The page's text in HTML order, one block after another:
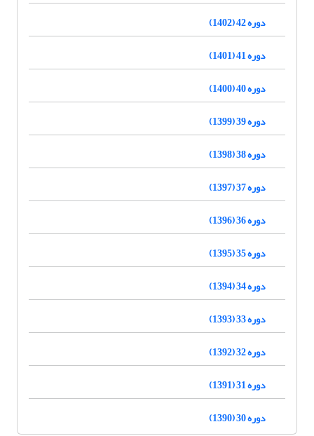
دوره 42 (1402)
دوره 41 (1401)
دوره 40 (1400)
دوره 39 (1399)
دوره 38 (1398)
دوره 37 (1397)
دوره 36 (1396)
دوره 35 (1395)
دوره 34 (1394)
دوره 33 (1393)
دوره 32 (1392)
دوره 31 (1391)
دوره 30 (1390)